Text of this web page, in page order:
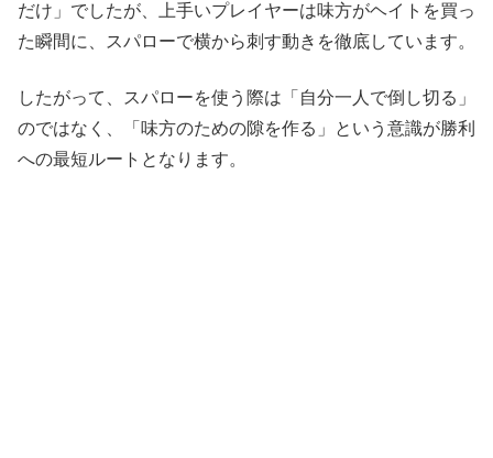
だけ」でしたが、上手いプレイヤーは味方がヘイトを買っ
た瞬間に、スパローで横から刺す動きを徹底しています。
したがって、スパローを使う際は「自分一人で倒し切る」
のではなく、「味方のための隙を作る」という意識が勝利
への最短ルートとなります。